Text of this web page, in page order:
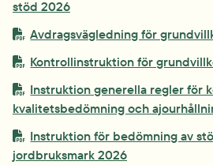
stöd 2026pdf, 448 kB.
PDF-fil.
Avdragsvägledning för
PDF-fil.
Kontrollinstruktion för
PDF-fil.
Instruktion generella regler för
kvalitetsbedömning och
PDF-fil.
Instruktion för bedömning av
jordbruksmark 2026pdf, 955.4 kB.